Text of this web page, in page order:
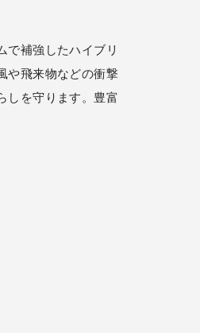
で補強したハイブリ
や飛来物などの衝撃
しを守ります。豊富